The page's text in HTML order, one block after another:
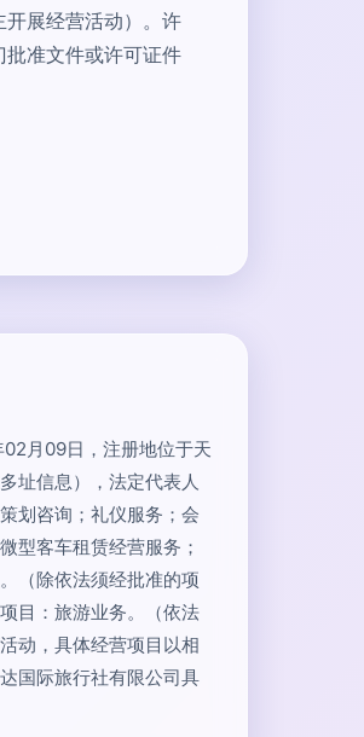
展经营活动）。许
准文件或许可证件
月09日，注册地位于天
址信息），法定代表人
划咨询；礼仪服务；会
型客车租赁经营服务；
（除依法须经批准的项
目：旅游业务。（依法
动，具体经营项目以相
国际旅行社有限公司具